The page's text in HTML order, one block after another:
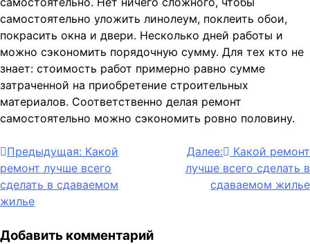
самостоятельно уложить линолеум, поклеить обои,
покрасить окна и двери. Несколько дней работы и
можно сэкономить порядочную сумму. Для тех кто не
знает: стоимость работ примерно равно сумме
затраченной на приобретение строительных
материалов. Соответственно делая ремонт
самостоятельно можно сэкономить ровно половину.
Навигация
по
записям
Предыдущая: Какой
ремонт лучше всего
сделать в сдаваемом
жилье
Далее:
Какой ремонт
лучше всего сделать в
сдаваемом жилье
Добавить комментарий